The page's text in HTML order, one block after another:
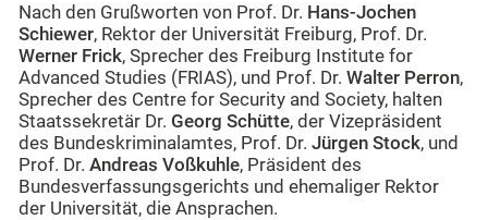
Nach den Grußworten von Prof. Dr. Hans-Jochen
Schiewer, Rektor der Universität Freiburg, Prof. Dr.
Werner Frick, Sprecher des Freiburg Institute for
Advanced Studies (FRIAS), und Prof. Dr. Walter Perron,
Sprecher des Centre for Security and Society, halten
Staatssekretär Dr. Georg Schütte, der Vizepräsident
des Bundeskriminalamtes, Prof. Dr. Jürgen Stock, und
Prof. Dr. Andreas Voßkuhle, Präsident des
Bundesverfassungsgerichts und ehemaliger Rektor
der Universität, die Ansprachen.